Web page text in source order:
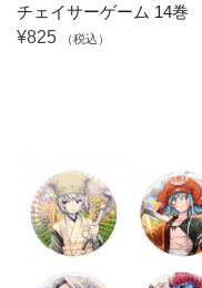
チェイサーゲーム 14巻
¥825
（税込）